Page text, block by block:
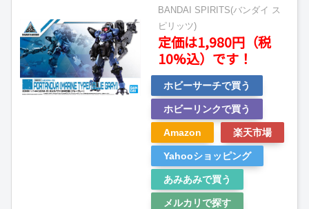
BANDAI SPIRITS(バンダイ ス
ピリッツ)
定価は1,980円（税
10%込）です！
ホビーサーチで買う
ホビーリンクで買う
Amazon 楽天市場
Yahooショッピング
あみあみで買う
メルカリで探す